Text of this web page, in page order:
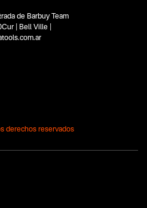
de Barbuy Team
| Bell Ville |
derechos reservados